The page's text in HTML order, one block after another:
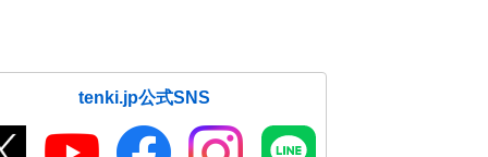
tenki.jp公式SNS